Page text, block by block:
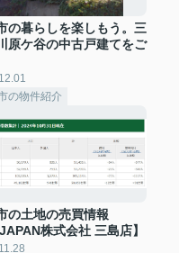
の暮らしを楽しもう。三
原ケ谷の中古戸建てをご
の物件紹介
の土地の売買情報
株式会社 三島店】